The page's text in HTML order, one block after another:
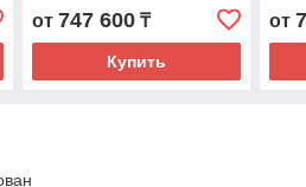
от 747 600₸
Купить
от